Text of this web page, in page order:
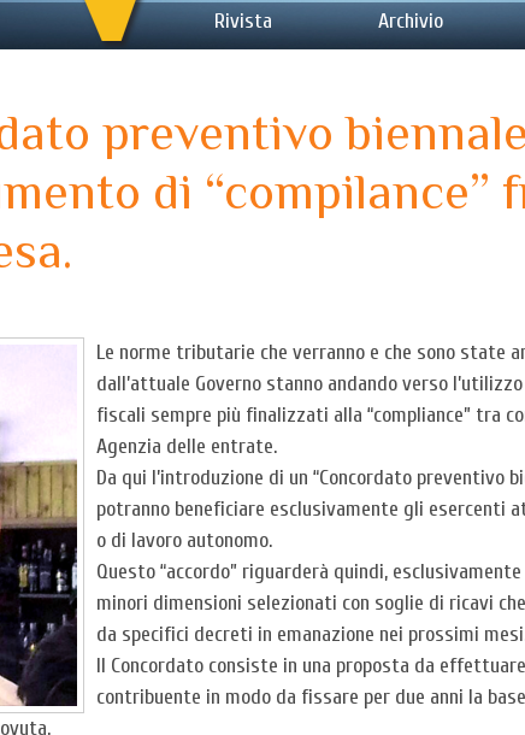
Rivista Archivio
preventivo
di “compilance”
Le norme tributarie che verranno e che sono state
dall’attuale Governo stanno andando verso
fiscali sempre più finalizzati alla “compliance” tra
Agenzia delle entrate.
Da qui l’introduzione di un “Concordato preventivo
potranno beneficiare esclusivamente gli esercenti
o di lavoro autonomo.
Questo “accordo” riguarderà quindi,
minori dimensioni selezionati con soglie di ricavi
da specifici decreti in emanazione nei prossimi
Il Concordato consiste in una proposta da
contribuente in modo da fissare per due anni la